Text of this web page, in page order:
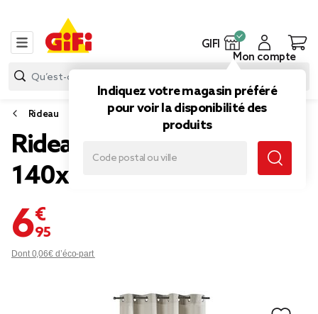
GIFI
Indiquez votre magasin préféré
pour voir la disponibilité des
produits
Mon compte
Rideau
Rideau à oeillets
140x240cm uni beige
6,95 €
Dont 0,06€ d’éco-part